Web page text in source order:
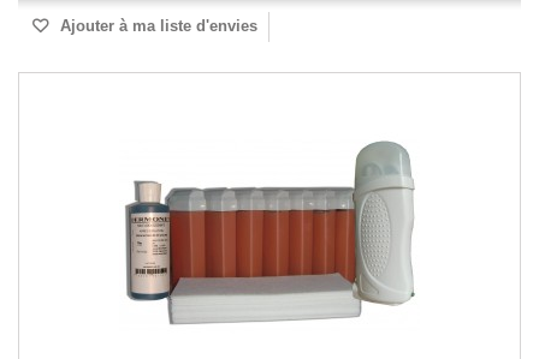
Ajouter à ma liste d'envies